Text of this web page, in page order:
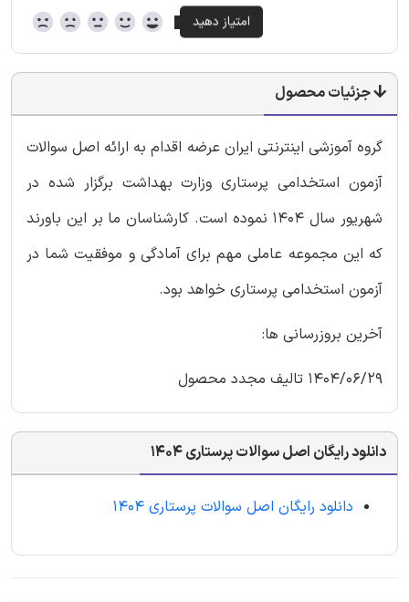
جزئیات محصول
گروه آموزشی اینترنتی ایران عرضه اقدام به ارائه اصل سوالات
آزمون استخدامی پرستاری وزارت بهداشت برگزار شده در
شهریور سال 1404 نموده است. کارشناسان ما بر این باورند
که این مجموعه عاملی مهم برای آمادگی و موفقیت شما در
آزمون استخدامی پرستاری خواهد بود.
آخرین بروزرسانی ها:
1404/06/29 تالیف مجدد محصول
دانلود رایگان اصل سوالات پرستاری 1404
دانلود رایگان اصل سوالات پرستاری 1404